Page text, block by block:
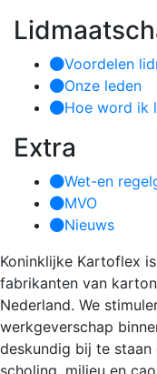
Voordelen
Onze leden
Hoe word ik
Extra
Wet-en
MVO
Nieuws
Koninklijke Kartoflex
fabrikanten van
Nederland. We
werkgeverschap
deskundig bij te staan
scholing, milieu en cao.